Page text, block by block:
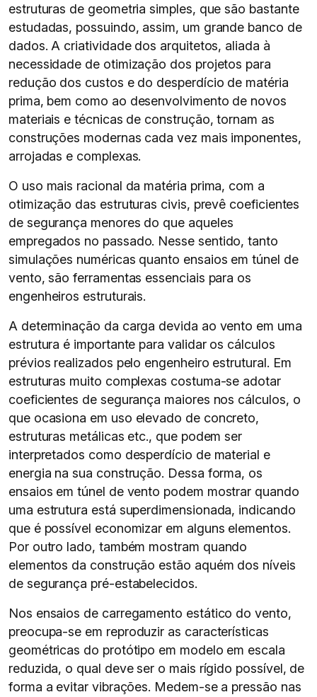
estruturas de geometria simples, que são bastante
estudadas, possuindo, assim, um grande banco de
dados. A criatividade dos arquitetos, aliada à
necessidade de otimização dos projetos para
redução dos custos e do desperdício de matéria
prima, bem como ao desenvolvimento de novos
materiais e técnicas de construção, tornam as
construções modernas cada vez mais imponentes,
arrojadas e complexas.
O uso mais racional da matéria prima, com a
otimização das estruturas civis, prevê coeficientes
de segurança menores do que aqueles
empregados no passado. Nesse sentido, tanto
simulações numéricas quanto ensaios em túnel de
vento, são ferramentas essenciais para os
engenheiros estruturais.
A determinação da carga devida ao vento em uma
estrutura é importante para validar os cálculos
prévios realizados pelo engenheiro estrutural. Em
estruturas muito complexas costuma-se adotar
coeficientes de segurança maiores nos cálculos, o
que ocasiona em uso elevado de concreto,
estruturas metálicas etc., que podem ser
interpretados como desperdício de material e
energia na sua construção. Dessa forma, os
ensaios em túnel de vento podem mostrar quando
uma estrutura está superdimensionada, indicando
que é possível economizar em alguns elementos.
Por outro lado, também mostram quando
elementos da construção estão aquém dos níveis
de segurança pré-estabelecidos.
Nos ensaios de carregamento estático do vento,
preocupa-se em reproduzir as características
geométricas do protótipo em modelo em escala
reduzida, o qual deve ser o mais rígido possível, de
forma a evitar vibrações. Medem-se a pressão nas